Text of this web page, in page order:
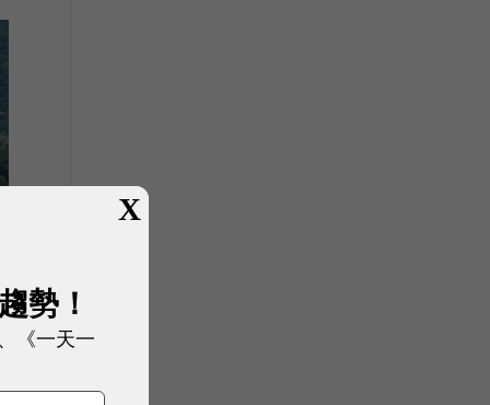
X
勢！
《一天一